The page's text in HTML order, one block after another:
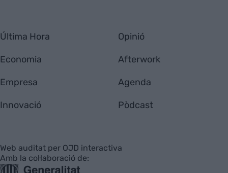
Última Hora
Economia
Empresa
Innovació
Opinió
Afterwork
Agenda
Pòdcast
Web auditat per OJD interactiva
Amb la col·laboració de: